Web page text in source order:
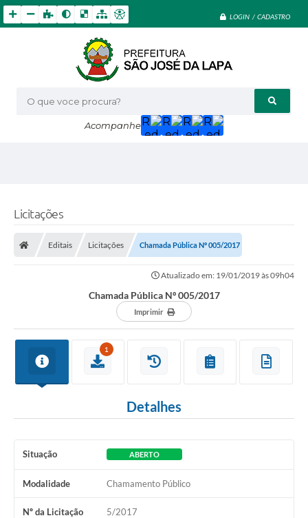
LOGIN / CADASTRO
O que voce procura?
Acompanhe
Licitações
Editais Licitações Chamada Pública Nº 005/2017
Atualizado em: 19/01/2019 às 09h04
Chamada Pública Nº 005/2017
Imprimir
1
Detalhes
Situação ABERTO
Modalidade Chamamento Público
Nº da Licitação 5/2017